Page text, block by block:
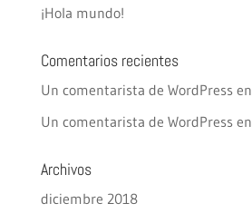
¡Hola mundo!
Comentarios recientes
Un comentarista de WordPressen
Un comentarista de WordPressen
Archivos
diciembre 2018